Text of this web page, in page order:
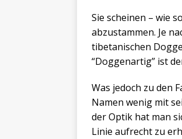
Sie scheinen – wie
abzustammen. Je
tibetanischen
“Doggenartig” ist
Was jedoch zu den
Namen wenig mit
der Optik hat man
Linie aufrecht zu